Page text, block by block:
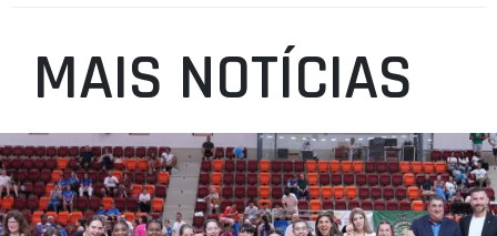
MAIS NOTÍCIAS